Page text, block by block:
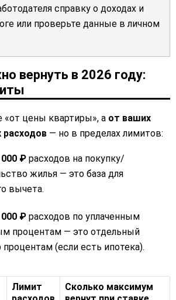
справку о доходах и
или проверьте данные в личном
вернуть в 2026 году:
«от цены квартиры», а от ваших
— но в пределах лимитов:
₽ расходов на покупку/
жилья — это база для
вычета.
₽ расходов по уплаченным
процентам — это отдельный
(если есть ипотека).
Лимит
Сколько максимум